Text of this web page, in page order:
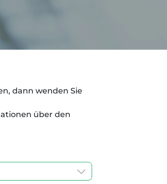
dann wenden Sie
über den